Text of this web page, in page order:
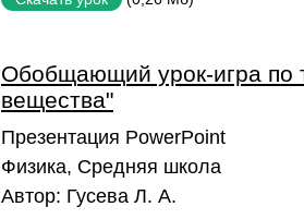
Обобщающий урок-игра по
вещества"
Презентация PowerPoint
Физика, Средняя школа
Автор: Гусева Л. А.